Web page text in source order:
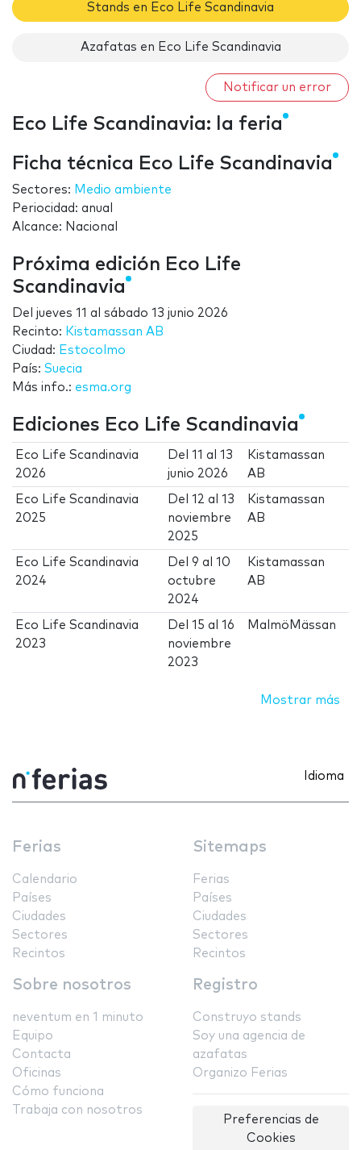
Stands en Eco Life Scandinavia
Azafatas en Eco Life Scandinavia
Notificar un error
Eco Life Scandinavia: la feria
Ficha técnica Eco Life Scandinavia
Sectores: Medio ambiente
Periocidad: anual
Alcance: Nacional
Próxima edición Eco Life
Scandinavia
Del jueves 11 al sábado 13 junio 2026
Recinto: Kistamassan AB
Ciudad: Estocolmo
País: Suecia
Más info.: esma.org
Ediciones Eco Life Scandinavia
Eco Life Scandinavia
2026
Del11 al13
junio 2026
Kistamassan
AB
Eco Life Scandinavia
2025
Del12 al13
noviembre
2025
Kistamassan
AB
Eco Life Scandinavia
2024
Del9 al10
octubre
2024
Kistamassan
AB
Eco Life Scandinavia
2023
Del15 al16
noviembre
2023
MalmöMässan
Mostrar más
Idioma
Ferias
Calendario
Países
Ciudades
Sectores
Recintos
Sitemaps
Ferias
Países
Ciudades
Sectores
Recintos
Sobre nosotros
neventum en 1 minuto
Equipo
Contacta
Oficinas
Cómo funciona
Trabaja con nosotros
Registro
Construyo stands
Soy una agencia de
azafatas
Organizo Ferias
Preferencias de
Cookies